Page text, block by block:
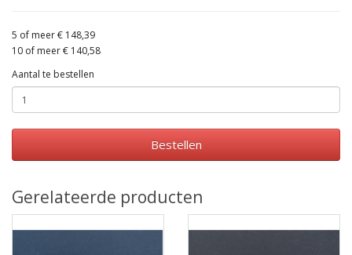
5 of meer € 148,39
10 of meer € 140,58
Aantal te bestellen
Bestellen
Gerelateerde producten